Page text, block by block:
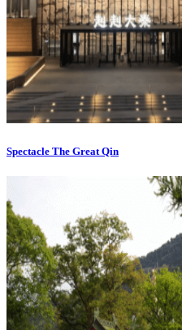
Spectacle The Great Qin